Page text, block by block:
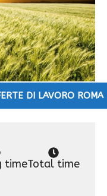
DI LAVORO ROMA
timeTotal time